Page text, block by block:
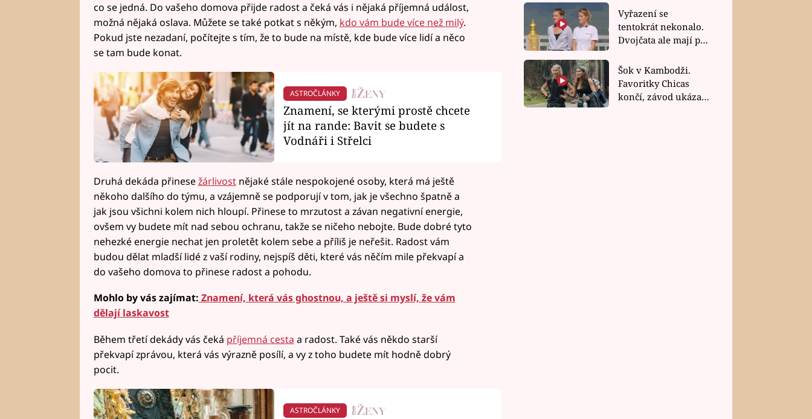
co se jedná. Do vašeho domova přijde radost a čeká vás i nějaká příjemná událost,
možná nějaká oslava. Můžete se také potkat s někým, kdo vám bude více než milý.
Pokud jste nezadaní, počítejte s tím, že to bude na místě, kde bude více lidí a něco
se tam bude konat.
ASTROČLÁNKY
Znamení, se kterými prostě chcete
jít na rande: Bavit se budete s
Vodnáři i Střelci
Druhá dekáda přinesežárlivostnějaké stále nespokojené osoby, která má ještě
někoho dalšího do týmu, a vzájemně se podporují v tom, jak je všechno špatně a
jak jsou všichni kolem nich hloupí. Přinese to mrzutost a závan negativní energie,
ovšem vy budete mít nad sebou ochranu, takže se ničeho nebojte. Bude dobré tyto
nehezké energie nechat jen proletět kolem sebe a příliš je neřešit. Radost vám
budou dělat mladší lidé z vaší rodiny, nejspíš děti, které vás něčím mile překvapí a
do vašeho domova to přinese radost a pohodu.
Mohlo by vás zajímat: Znamení, která vás ghostnou, a ještě si myslí, že vám
dělají laskavost
Během třetí dekády vás čeká příjemná cesta a radost. Také vás někdo starší
překvapí zprávou, která vás výrazně posílí, a vy z toho budete mít hodně dobrý
pocit.
ASTROČLÁNKY
rychlé recepty
Vyřazení se
tentokrát nekonalo.
Dvojčata ale mají po
závodu nůž na krku
Šok v Kambodži.
Favoritky Chicas
končí, závod ukázal